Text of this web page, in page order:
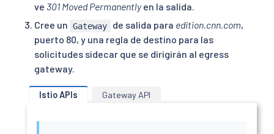
ve 301 Moved Permanentlyen la salida.
Cree un Gateway de salida para edition.cnn.com,
puerto 80, y una regla de destino para las
solicitudes sidecar que se dirigirán al egress
gateway.
Istio APIs Gateway API